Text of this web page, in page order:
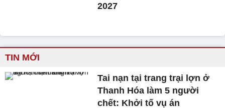
2027
TIN MỚI
Tai nạn tại trang trại lợn ở
Thanh Hóa làm 5 người
chết: Khởi tố vụ án